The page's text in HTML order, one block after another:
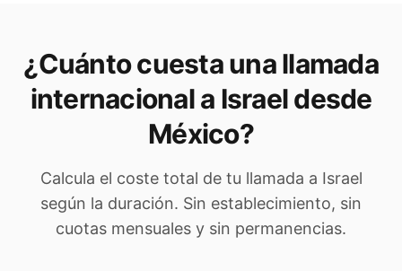
¿Cuánto cuesta una llamada
internacional a Israeldesde
México?
Calcula el coste total de tu llamada a Israel
según la duración. Sin establecimiento, sin
cuotas mensuales y sin permanencias.